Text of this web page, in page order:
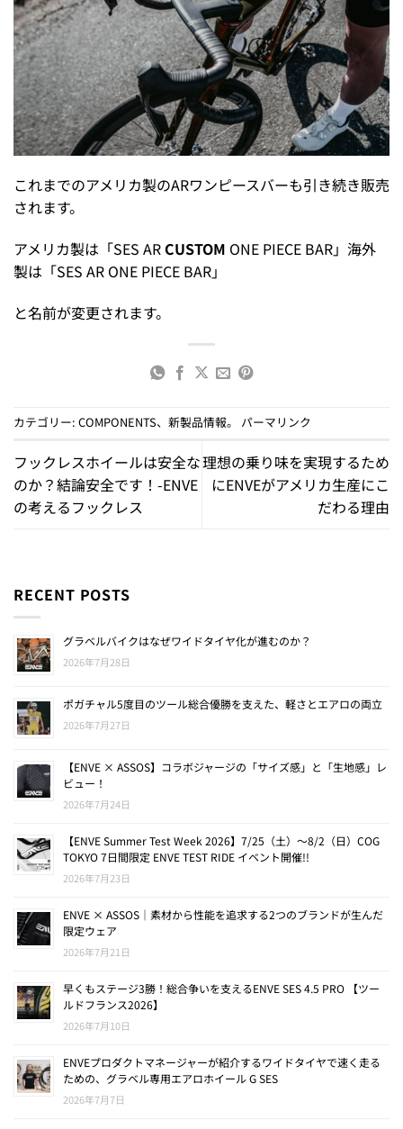
これまでのアメリカ製のARワンピースバーも引き続き販売
されます。
アメリカ製は「SES ARCUSTOM ONE PIECE BAR」海外
製は「SES AR ONE PIECE BAR」
と名前が変更されます。
カテゴリー: COMPONENTS、 新製品情報。 パーマリンク
フックレスホイールは安全な
のか？結論安全です！-ENVE
の考えるフックレス
理想の乗り味を実現するため
にENVEがアメリカ生産にこ
だわる理由
RECENT POSTS
グラベルバイクはなぜワイドタイヤ化が進むのか？
2026年7月28日
ポガチャル5度目のツール総合優勝を支えた、軽さとエアロの両立
2026年7月27日
【ENVE × ASSOS】コラボジャージの「サイズ感」と「生地感」レ
ビュー！
2026年7月24日
【ENVE Summer Test Week 2026】7/25（土）〜8/2（日）COG
TOKYO 7日間限定 ENVE TEST RIDE イベント開催!!
2026年7月23日
ENVE × ASSOS｜素材から性能を追求する2つのブランドが生んだ
限定ウェア
2026年7月21日
早くもステージ3勝！総合争いを支えるENVE SES 4.5 PRO 【ツー
ルドフランス2026】
2026年7月10日
ENVEプロダクトマネージャーが紹介するワイドタイヤで速く走る
ための、グラベル専用エアロホイール G SES
2026年7月7日